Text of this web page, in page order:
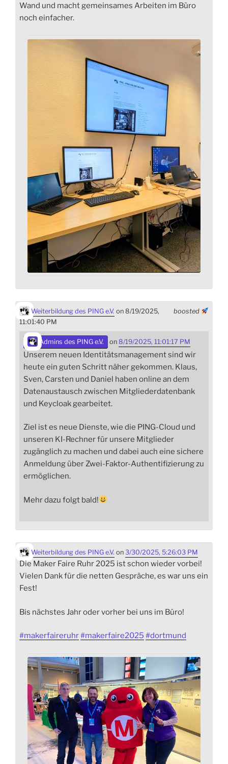
Wand und macht gemeinsames Arbeiten im Büro
noch einfacher.
boosted
Weiterbildung des PING e.V. on 8/19/2025,
11:01:40 PM
Admins des PING e.V. on 8/19/2025, 11:01:17 PM
Unserem neuen Identitätsmanagement sind wir
heute ein guten Schritt näher gekommen. Klaus,
Sven, Carsten und Daniel haben online an dem
Datenaustausch zwischen Mitgliederdatenbank
und Keycloak gearbeitet.
Ziel ist es neue Dienste, wie die PING-Cloud und
unseren KI-Rechner für unsere Mitglieder
zugänglich zu machen und dabei auch eine sichere
Anmeldung über Zwei-Faktor-Authentifizierung zu
ermöglichen.
Mehr dazu folgt bald!
Weiterbildung des PING e.V. on 3/30/2025, 5:26:03 PM
Die Maker Faire Ruhr 2025 ist schon wieder vorbei!
Vielen Dank für die netten Gespräche, es war uns ein
Fest!
Bis nächstes Jahr oder vorher bei uns im Büro!
#makerfaireruhr#makerfaire2025 #dortmund